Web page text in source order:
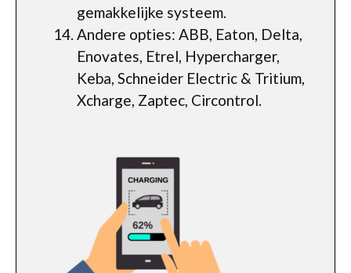
gemakkelijke systeem.
Andere opties: ABB, Eaton, Delta,
Enovates, Etrel, Hypercharger,
Keba, Schneider Electric & Tritium,
Xcharge, Zaptec, Circontrol.